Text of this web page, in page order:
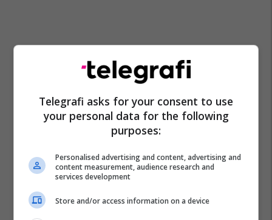
Telegrafi asks for your consent to use
your personal data for the following
purposes:
Personalised advertising and content, advertising and
content measurement, audience research and
services development
Store and/or access information on a device